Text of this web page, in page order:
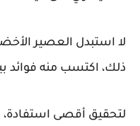
لا استبدل العصير
ذلك، اكتسب منه فوائد
لتحقيق أقصى استفادة،